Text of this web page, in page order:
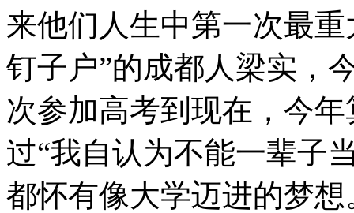
众明星高考糗事 杨幂唱歌跑调
来他们人生中第一次最
钉子户”的成都人梁实，
次参加高考到现在，今
过“我自认为不能一辈子
都怀有像大学迈进的梦